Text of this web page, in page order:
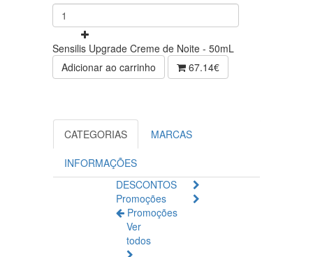
Sensilis Upgrade Creme de Noite - 50mL
Adicionar ao carrinho
67.14€
CATEGORIAS MARCAS
INFORMAÇÕES
DESCONTOS
Promoções
Promoções
Ver
todos